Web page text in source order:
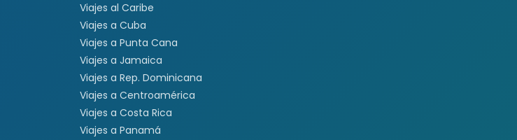
Viajes al Caribe
Viajes a Cuba
Viajes a Punta Cana
Viajes a Jamaica
Viajes a Rep. Dominicana
Viajes a Centroamérica
Viajes a Costa Rica
Viajes a Panamá